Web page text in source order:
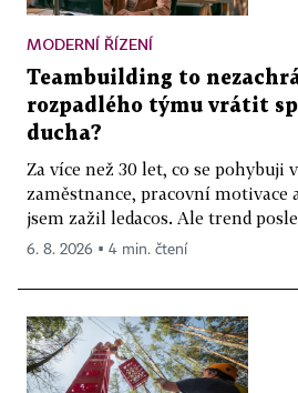
MODERNÍ ŘÍZENÍ
Teambuilding to
rozpadlého týmu vrátit
ducha?
Za více než 30 let, co se pohybuji
zaměstnance, pracovní
jsem zažil ledacos. Ale trend
6. 8. 2026 ▪ 4 min. čtení